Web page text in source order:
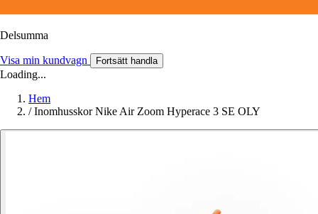
Delsumma
Visa min kundvagn Fortsätt handla
Loading...
Hem
/ Inomhusskor Nike Air Zoom Hyperace 3 SE OLY